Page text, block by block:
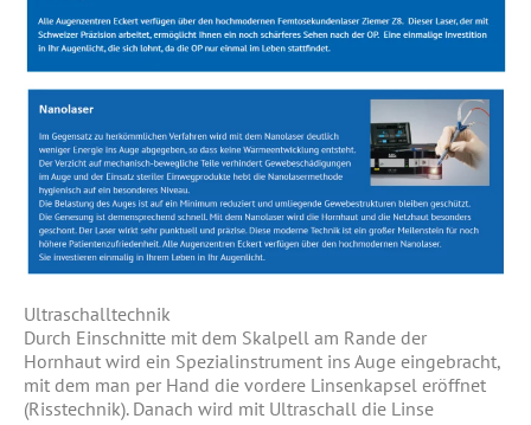
Ultraschalltechnik
Durch Einschnitte mit dem Skalpell am Rande der
Hornhaut wird ein Spezialinstrument ins Auge eingebracht,
mit dem man per Hand die vordere Linsenkapsel eröffnet
(Risstechnik). Danach wird mit Ultraschall die Linse